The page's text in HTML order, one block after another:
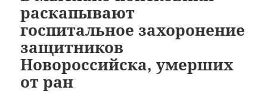
раскапывают
госпитальное захоронение
защитников
Новороссийска, умерших
от ран